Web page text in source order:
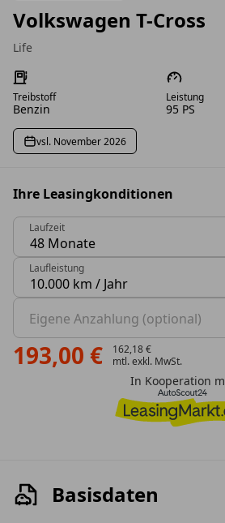
Volkswagen T-Cross
Life
Treibstoff
Benzin
Leistung
95 PS
vsl. November 2026
Ihre Leasingkonditionen
Laufzeit
0 Vorschläge gefunden.
Laufleistung
0 Vorschläge gefunden.
Eigene Anzahlung (optional)
193,00 €
162,18 €
mtl. exkl. MwSt.
In Kooperation
Basisdaten